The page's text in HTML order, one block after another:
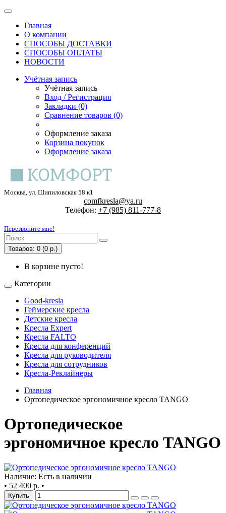
Главная
О компании
СПОСОБЫ ДОСТАВКИ
СПОСОБЫ ОПЛАТЫ
НОВОСТИ
Учётная запись
Учётная запись
Вход / Регистрация
Закладки (0)
Сравнение товаров (0)
Оформление заказа
Корзина покупок
Оформление заказа
Москва, ул. Шипиловская 58 к1
comfkresla@ya.ru
Телефон: +7 (985) 811-777-8
Перезвоните мне!
Товаров: 0 (0 р.)
В корзине пусто!
Категории
Good-kresla
Геймерские кресла
Детские кресла
Кресла Expert
Кресла FALTO
Кресла для конференций
Кресла для руководителя
Кресла для сотрудников
Кресла-Реклайнеры
Главная
Ортопедическое эргономичное кресло TANGO
Ортопедическое
эргономичное кресло TANGO
Наличие: Есть в наличии
• 52 400 р. •
Купить